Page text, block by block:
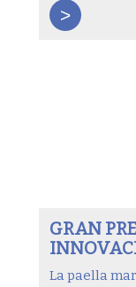
>
GRAN
La paella